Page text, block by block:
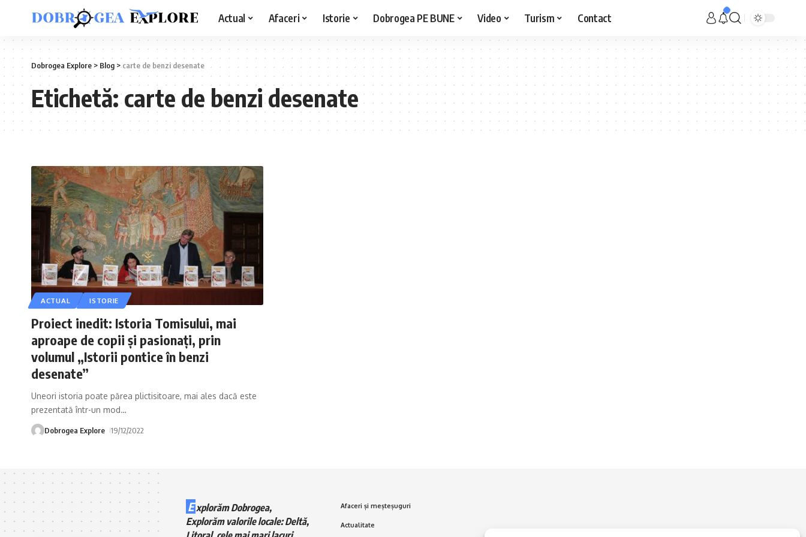
Actual Afaceri Istorie Dobrogea PE BUNE Video Turism Contact
Dobrogea Explore> Blog >carte de benzi desenate
Etichetă:carte de benzi desenate
ACTUAL ISTORIE
Proiect inedit: Istoria Tomisului, mai
aproape de copii și pasionați, prin
volumul „Istorii pontice în benzi
desenate”
Uneori istoria poate părea plictisitoare, mai ales dacă este
prezentată într-un mod…
Dobrogea Explore 19/12/2022
E xplorăm Dobrogea,
Explorăm valorile locale: Deltă,
Afaceri și meșteșuguri
Actualitate